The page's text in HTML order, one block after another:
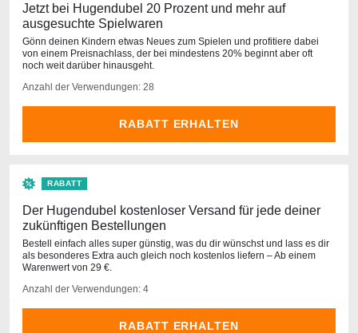
Jetzt bei Hugendubel 20 Prozent und mehr auf
ausgesuchte Spielwaren
Gönn deinen Kindern etwas Neues zum Spielen und profitiere dabei
von einem Preisnachlass, der bei mindestens 20% beginnt aber oft
noch weit darüber hinausgeht.
Anzahl der Verwendungen: 28
RABATT ERHALTEN
RABATT
Der Hugendubel kostenloser Versand für jede deiner
zukünftigen Bestellungen
Bestell einfach alles super günstig, was du dir wünschst und lass es dir
als besonderes Extra auch gleich noch kostenlos liefern – Ab einem
Warenwert von 29 €.
Anzahl der Verwendungen: 4
RABATT ERHALTEN